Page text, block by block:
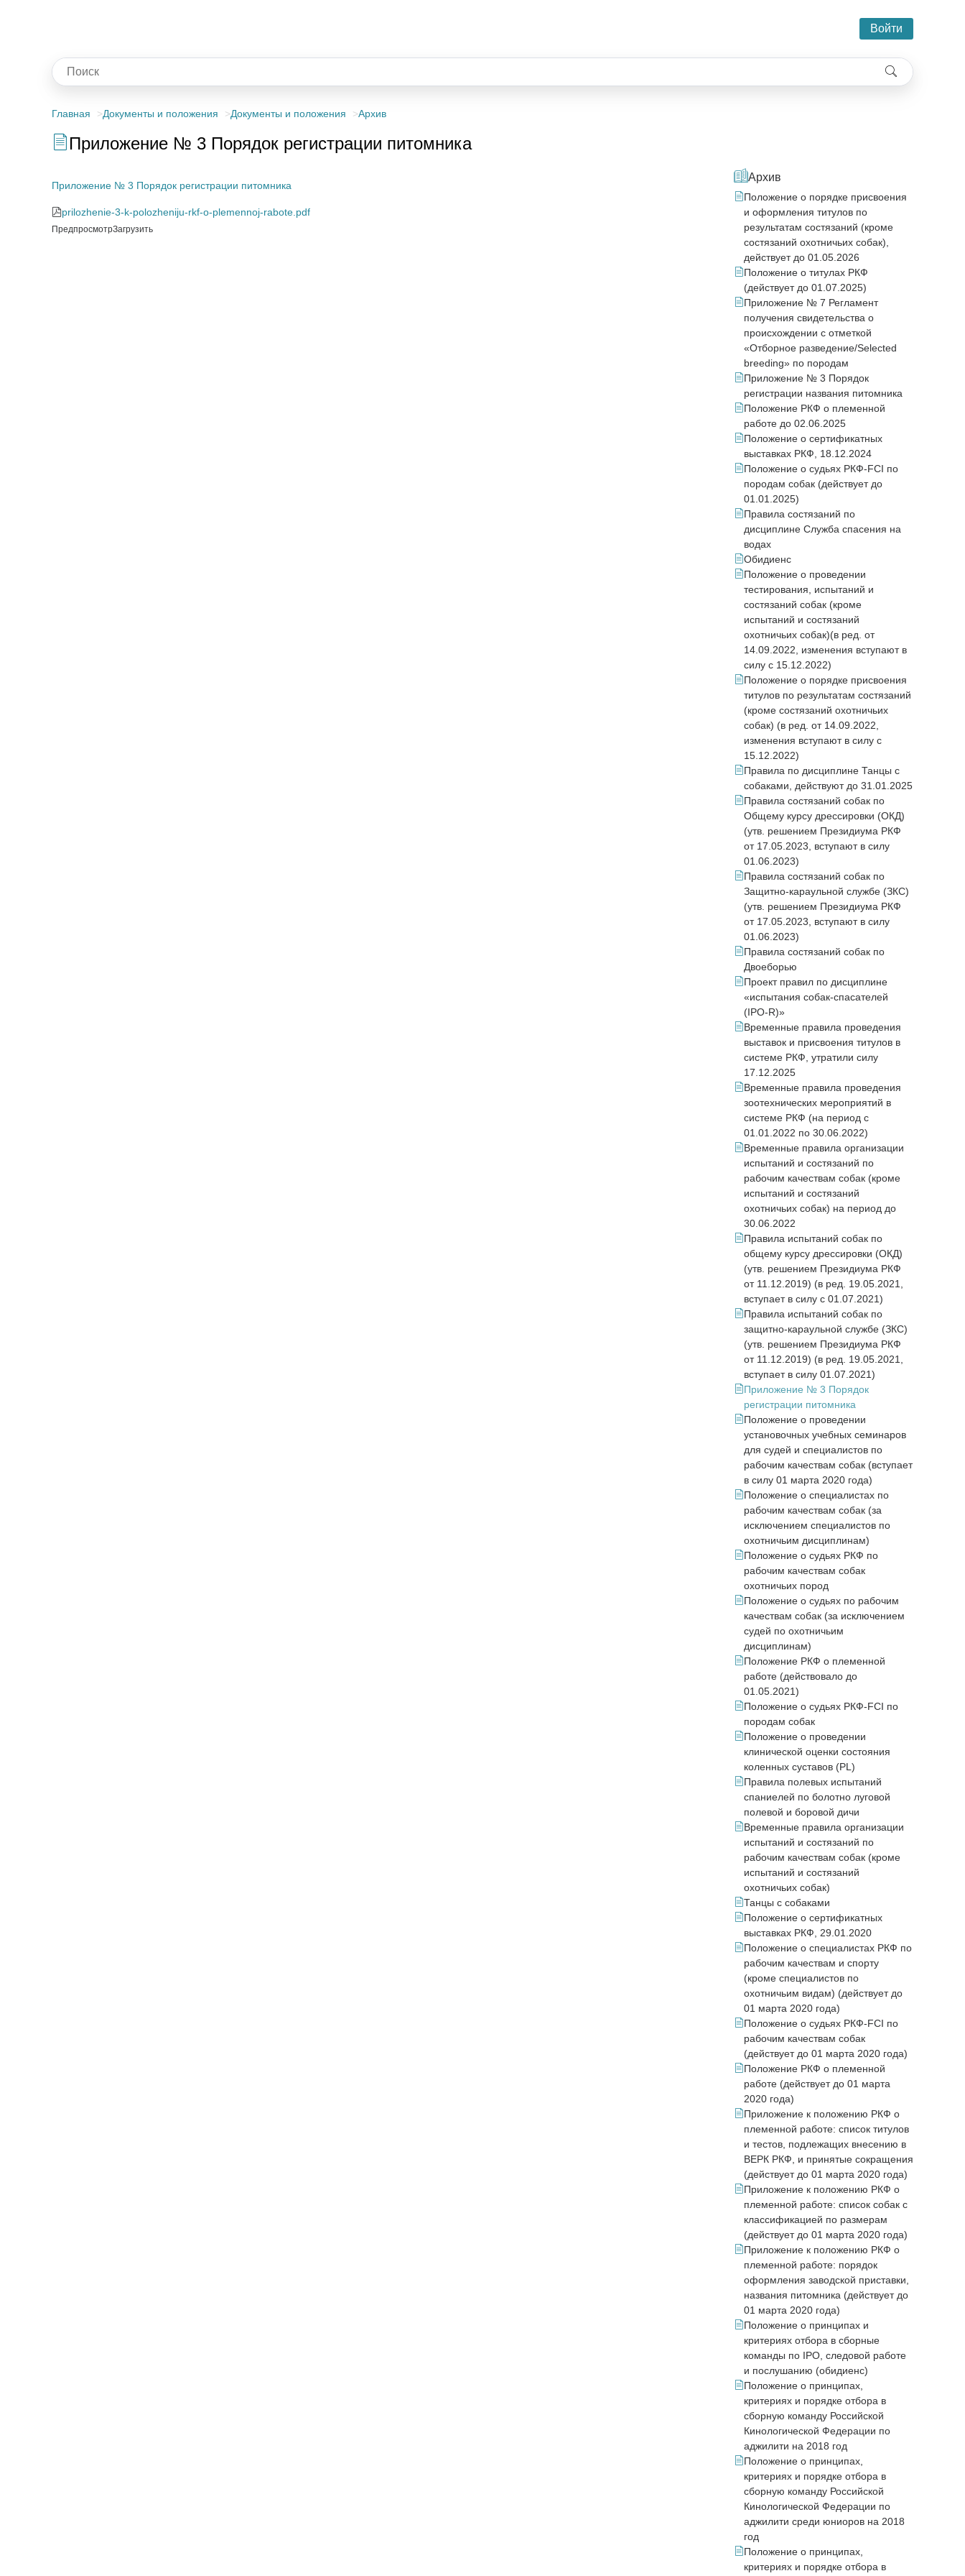
Войти
Главная Документы и положения Документы и положения Архив
Приложение № 3 Порядок регистрации питомника
Приложение № 3 Порядок регистрации питомника
prilozhenie-3-k-polozheniju-rkf-o-plemennoj-rabote.pdf
ПредпросмотрЗагрузить
Архив
Положение о порядке присвоения
и оформления титулов по
результатам состязаний (кроме
состязаний охотничьих собак),
действует до 01.05.2026
Положение о титулах РКФ
(действует до 01.07.2025)
Приложение № 7 Регламент
получения свидетельства о
происхождении с отметкой
«Отборное разведение/Selected
breeding» по породам
Приложение № 3 Порядок
регистрации названия питомника
Положение РКФ о племенной
работе до 02.06.2025
Положение о сертификатных
выставках РКФ, 18.12.2024
Положение о судьях РКФ-FCI по
породам собак (действует до
01.01.2025)
Правила состязаний по
дисциплине Служба спасения на
водах
Обидиенс
Положение о проведении
тестирования, испытаний и
состязаний собак (кроме
испытаний и состязаний
охотничьих собак)(в ред. от
14.09.2022, изменения вступают в
силу с 15.12.2022)
Положение о порядке присвоения
титулов по результатам состязаний
(кроме состязаний охотничьих
собак) (в ред. от 14.09.2022,
изменения вступают в силу с
15.12.2022)
Правила по дисциплине Танцы с
собаками, действуют до 31.01.2025
Правила состязаний собак по
Общему курсу дрессировки (ОКД)
(утв. решением Президиума РКФ
от 17.05.2023, вступают в силу
01.06.2023)
Правила состязаний собак по
Защитно-караульной службе (ЗКС)
(утв. решением Президиума РКФ
от 17.05.2023, вступают в силу
01.06.2023)
Правила состязаний собак по
Двоеборью
Проект правил по дисциплине
«испытания собак-спасателей
(IPO-R)»
Временные правила проведения
выставок и присвоения титулов в
системе РКФ, утратили силу
17.12.2025
Временные правила проведения
зоотехнических мероприятий в
системе РКФ (на период с
01.01.2022 по 30.06.2022)
Временные правила организации
испытаний и состязаний по
рабочим качествам собак (кроме
испытаний и состязаний
охотничьих собак) на период до
30.06.2022
Правила испытаний собак по
общему курсу дрессировки (ОКД)
(утв. решением Президиума РКФ
от 11.12.2019) (в ред. 19.05.2021,
вступает в силу с 01.07.2021)
Правила испытаний собак по
защитно-караульной службе (ЗКС)
(утв. решением Президиума РКФ
от 11.12.2019) (в ред. 19.05.2021,
вступает в силу 01.07.2021)
Приложение № 3 Порядок
регистрации питомника
Положение о проведении
установочных учебных семинаров
для судей и специалистов по
рабочим качествам собак (вступает
в силу 01 марта 2020 года)
Положение о специалистах по
рабочим качествам собак (за
исключением специалистов по
охотничьим дисциплинам)
Положение о судьях РКФ по
рабочим качествам собак
охотничьих пород
Положение о судьях по рабочим
качествам собак (за исключением
судей по охотничьим
дисциплинам)
Положение РКФ о племенной
работе (действовало до
01.05.2021)
Положение о судьях РКФ-FCI по
породам собак
Положение о проведении
клинической оценки состояния
коленных суставов (PL)
Правила полевых испытаний
спаниелей по болотно луговой
полевой и боровой дичи
Временные правила организации
испытаний и состязаний по
рабочим качествам собак (кроме
испытаний и состязаний
охотничьих собак)
Танцы с собаками
Положение о сертификатных
выставках РКФ, 29.01.2020
Положение о специалистах РКФ по
рабочим качествам и спорту
(кроме специалистов по
охотничьим видам) (действует до
01 марта 2020 года)
Положение о судьях РКФ-FCI по
рабочим качествам собак
(действует до 01 марта 2020 года)
Положение РКФ о племенной
работе (действует до 01 марта
2020 года)
Приложение к положению РКФ о
племенной работе: список титулов
и тестов, подлежащих внесению в
ВЕРК РКФ, и принятые сокращения
(действует до 01 марта 2020 года)
Приложение к положению РКФ о
племенной работе: список собак с
классификацией по размерам
(действует до 01 марта 2020 года)
Приложение к положению РКФ о
племенной работе: порядок
оформления заводской приставки,
названия питомника (действует до
01 марта 2020 года)
Положение о принципах и
критериях отбора в сборные
команды по IPO, следовой работе
и послушанию (обидиенс)
Положение о принципах,
критериях и порядке отбора в
сборную команду Российской
Кинологической Федерации по
аджилити на 2018 год
Положение о принципах,
критериях и порядке отбора в
сборную команду Российской
Кинологической Федерации по
аджилити среди юниоров на 2018
год
Положение о принципах,
критериях и порядке отбора в